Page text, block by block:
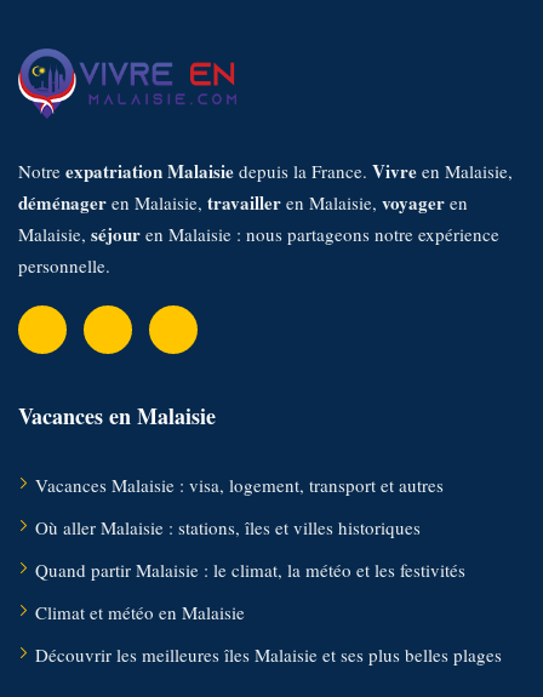
e
r
Notre expatriation Malaisie depuis la France. Vivre en Malaisie,
déménager en Malaisie, travailler en Malaisie, voyager en
Malaisie, séjour en Malaisie : nous partageons notre expérience
personnelle.
Vacances en Malaisie
Vacances Malaisie : visa, logement, transport et autres
Où aller Malaisie : stations, îles et villes historiques
Quand partir Malaisie : le climat, la météo et les festivités
Climat et météo en Malaisie
Découvrir les meilleures îles Malaisie et ses plus belles plages